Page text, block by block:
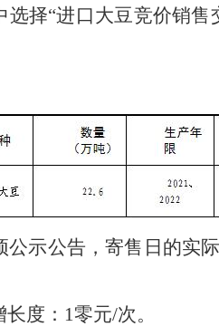
选择“进口大豆竞价销
公示公告，寄售日的实
度：1零元/次。